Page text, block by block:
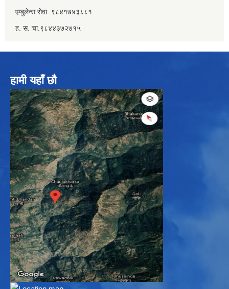
एम्बुलेन्स सेवा ९८४१७४३८८१
ह. स. चा.९८४४३७२७१५
हामी यहाँ छौ